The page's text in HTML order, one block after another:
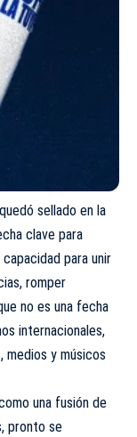
sellado en la
clave para
para unir
romper
no es una fecha
internacionales,
medios y músicos
una fusión de
pronto se